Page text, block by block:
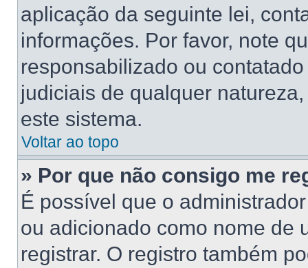
aplicação da seguinte lei,
informações. Por favor, note
responsabilizado ou
judiciais de qualquer
este sistema.
Voltar ao topo
» Por que não consigo me
É possível que o
ou adicionado como nome de
registrar. O registro também